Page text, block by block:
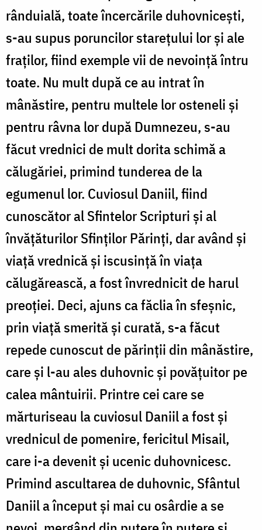
rânduială, toate încercările duhovniceşti,
s-au supus poruncilor stareţului lor şi ale
fraţilor, fiind exemple vii de nevoinţă întru
toate. Nu mult după ce au intrat în
mânăstire, pentru multele lor osteneli şi
pentru râvna lor după Dumnezeu, s-au
făcut vrednici de mult dorita schimă a
călugăriei, primind tunderea de la
egumenul lor. Cuviosul Daniil, fiind
cunoscător al Sfintelor Scripturi şi al
învăţăturilor Sfinţilor Părinţi, dar având şi
viaţă vrednică şi iscusinţă în viaţa
călugărească, a fost învrednicit de harul
preoţiei. Deci, ajuns ca făclia în sfeşnic,
prin viaţă smerită şi curată, s-a făcut
repede cunoscut de părinţii din mânăstire,
care şi l-au ales duhovnic şi povăţuitor pe
calea mântuirii. Printre cei care se
mărturiseau la cuviosul Daniil a fost şi
vrednicul de pomenire, fericitul Misail,
care i-a devenit şi ucenic duhovnicesc.
Primind ascultarea de duhovnic, Sfântul
Daniil a început şi mai cu osârdie a se